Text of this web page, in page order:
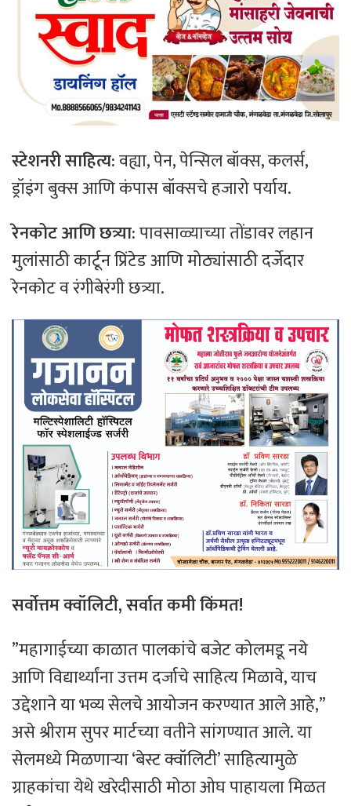
स्टेशनरी साहित्य:वह्या, पेन, पेन्सिल बॉक्स, कलर्स,
ड्रॉइंग बुक्स आणि कंपास बॉक्सचे हजारो पर्याय.
रेनकोट आणि छत्र्या:पावसाळ्याच्या तोंडावर लहान
मुलांसाठी कार्टून प्रिंटेड आणि मोठ्यांसाठी दर्जेदार
रेनकोट व रंगीबेरंगी छत्र्या.
सर्वोत्तम क्वॉलिटी, सर्वात कमी किंमत!
​”महागाईच्या काळात पालकांचे बजेट कोलमडू नये
आणि विद्यार्थ्यांना उत्तम दर्जाचे साहित्य मिळावे, याच
उद्देशाने या भव्य सेलचे आयोजन करण्यात आले आहे,”
असे श्रीराम सुपर मार्टच्या वतीने सांगण्यात आले. या
सेलमध्ये मिळणाऱ्या ‘बेस्ट क्वॉलिटी’ साहित्यामुळे
ग्राहकांचा येथे खरेदीसाठी मोठा ओघ पाहायला मिळत